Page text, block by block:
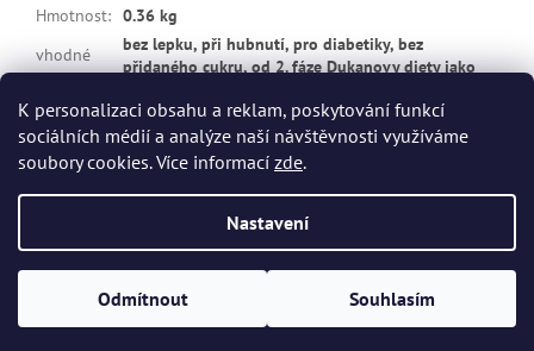
K personalizaci obsahu a reklam, poskytování funkcí
sociálních médií a analýze naší návštěvnosti využíváme
soubory cookies. Více informací zde.
Nastavení
Odmítnout Souhlasím
Hmotnost: 0.36 kg
vhodné
pro:
bez lepku, při hubnutí, pro diabetiky, bez
přidaného cukru, od 2. fáze Dukanovy diety jako
dietashopbrno.cz
Upravit nastavení cookies